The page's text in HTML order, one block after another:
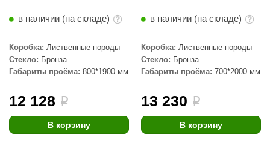
в наличии (на складе)
Коробка: Лиственные породы
Стекло: Бронза
Габариты проёма: 800*1900 мм
12 128 i
В корзину
в наличии (на складе)
Коробка: Лиственные породы
Стекло: Бронза
Габариты проёма: 700*2000 мм
13 230 i
В корзину